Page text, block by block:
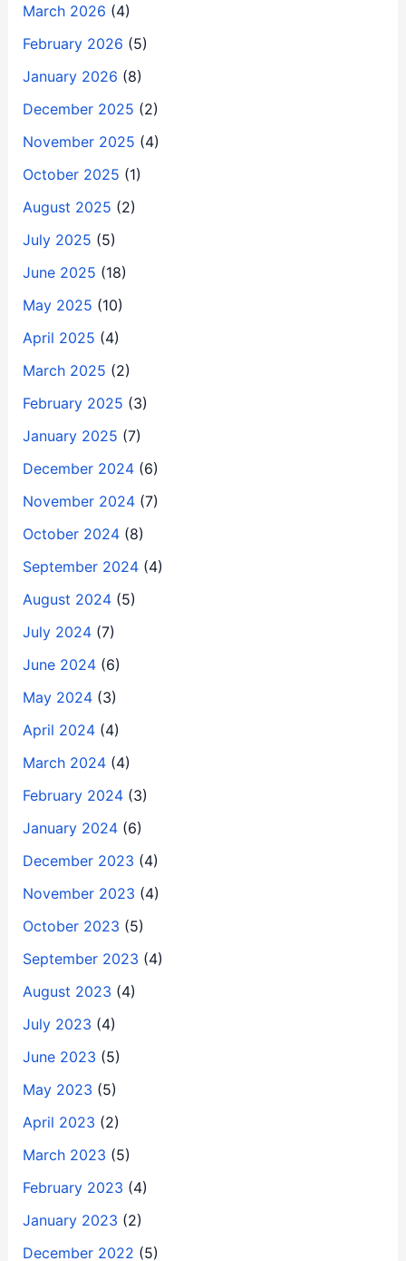
March 2026 (4)
February 2026 (5)
January 2026 (8)
December 2025 (2)
November 2025 (4)
October 2025 (1)
August 2025 (2)
July 2025 (5)
June 2025 (18)
May 2025 (10)
April 2025 (4)
March 2025 (2)
February 2025 (3)
January 2025 (7)
December 2024(6)
November 2024(7)
October 2024(8)
September 2024(4)
August 2024(5)
July 2024(7)
June 2024(6)
May 2024(3)
April 2024(4)
March 2024(4)
February 2024(3)
January 2024(6)
December 2023 (4)
November 2023 (4)
October 2023 (5)
September 2023 (4)
August 2023 (4)
July 2023 (4)
June 2023 (5)
May 2023 (5)
April 2023 (2)
March 2023 (5)
February 2023 (4)
January 2023 (2)
December 2022 (5)